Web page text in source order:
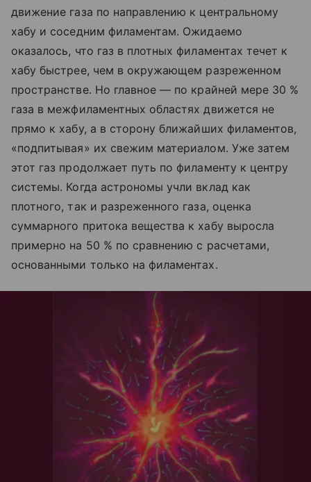
движение газа по направлению к центральному
хабу и соседним филаментам. Ожидаемо
оказалось, что газ в плотных филаментах течет к
хабу быстрее, чем в окружающем разреженном
пространстве. Но главное — по крайней мере 30 %
газа в межфиламентных областях движется не
прямо к хабу, а в сторону ближайших филаментов,
«подпитывая» их свежим материалом. Уже затем
этот газ продолжает путь по филаменту к центру
системы. Когда астрономы учли вклад как
плотного, так и разреженного газа, оценка
суммарного притока вещества к хабу выросла
примерно на 50 % по сравнению с расчетами,
основанными только на филаментах.